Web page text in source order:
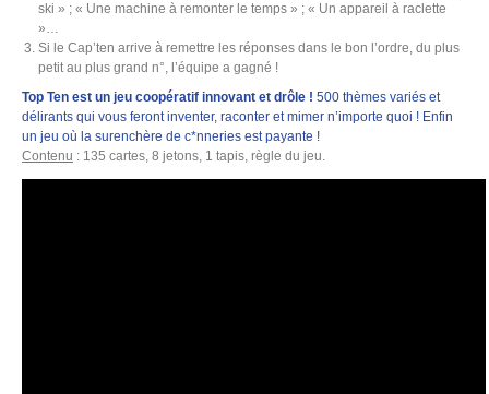
ski » ; « Une machine à remonter le temps » ; « Un appareil à raclette
»…
Si le Cap’ten arrive à remettre les réponses dans le bon l’ordre, du plus
petit au plus grand n°, l’équipe a gagné !
Top Ten est un jeu coopératif innovant et drôle ! 500 thèmes variés et
délirants qui vous feront inventer, raconter et mimer n’importe quoi ! Enfin
un jeu où la surenchère de c*nneries est payante !
Contenu : 135 cartes, 8 jetons, 1 tapis, règle du jeu.